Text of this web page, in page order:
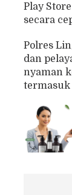
Play
secara
Polres
dan
nyaman
termasuk